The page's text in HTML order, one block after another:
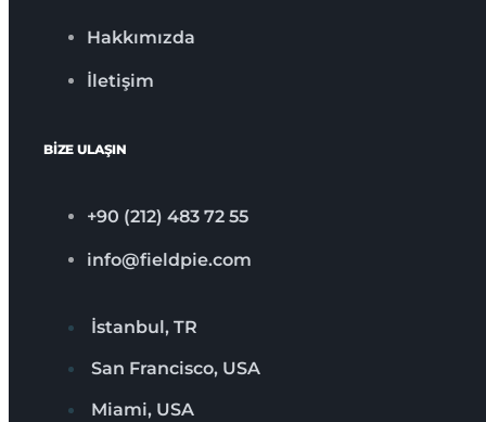
Hakkımızda
İletişim
BİZE ULAŞIN
+90 (212) 483 72 55
info@fieldpie.com
İstanbul, TR
San Francisco, USA
Miami, USA